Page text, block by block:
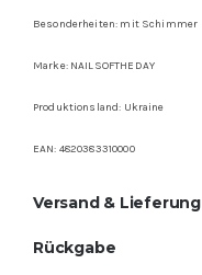
Besonderheiten: mit Schimmer
Marke: NAILSOFTHEDAY
Produktionsland: Ukraine
EAN: 4820383310000
Versand & Lieferung
Rückgabe